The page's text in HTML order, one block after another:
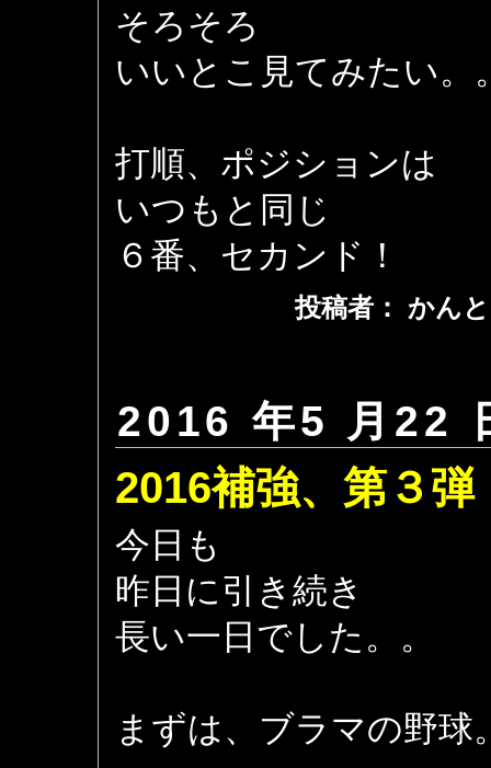
そろそろ
いいとこ見てみたい。
打順、ポジションは
いつもと同じ
６番、セカンド！
投稿者： かん
2016 年5 月22
2016補強、第３弾
今日も
昨日に引き続き
長い一日でした。。
まずは、ブラマの野球